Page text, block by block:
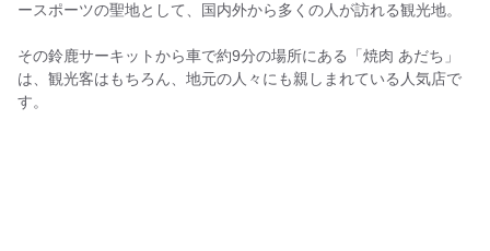
ースポーツの聖地として、国内外から多くの人が訪れる観光地。
その鈴鹿サーキットから車で約9分の場所にある「焼肉 あだち」
は、観光客はもちろん、地元の人々にも親しまれている人気店で
す。